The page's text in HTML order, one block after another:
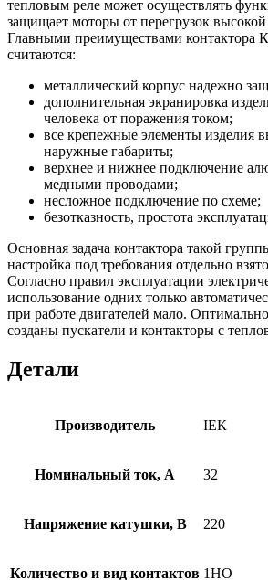
тепловым реле может осуществлять
защищает моторы от перегрузок
Главными преимуществами контактора
считаются:
металлический корпус надежно
дополнительная экранировка
человека от поражения током;
все крепежные элементы изделия
наружные габариты;
верхнее и нижнее подключение
медными проводами;
несложное подключение по схеме;
безотказность, простота
Основная задача контактора такой
настройка под требования отдельно
Согласно правил эксплуатации
использование одних только
при работе двигателей мало.
созданы пускатели и контакторы с
Детали
Производитель ІЕК
Номинальный ток, А 32
Напряжение катушки, В 220
Количество и вид контактов 1НО